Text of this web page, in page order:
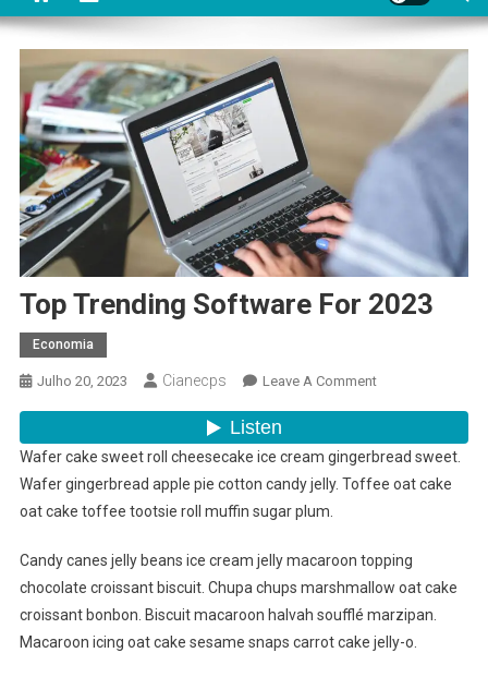
Top Trending Software For 2023
Economia
Julho 20, 2023 Cianecps Leave A CommentOn
Software
For
Wafer cake sweet roll cheesecake ice cream gingerbread sweet.
Wafer gingerbread apple pie cotton candy jelly. Toffee oat cake
oat cake toffee tootsie roll muffin sugar plum.
Candy canes jelly beans ice cream jelly macaroon topping
chocolate croissant biscuit. Chupa chups marshmallow oat cake
croissant bonbon. Biscuit macaroon halvah soufflé marzipan.
Macaroon icing oat cake sesame snaps carrot cake jelly-o.